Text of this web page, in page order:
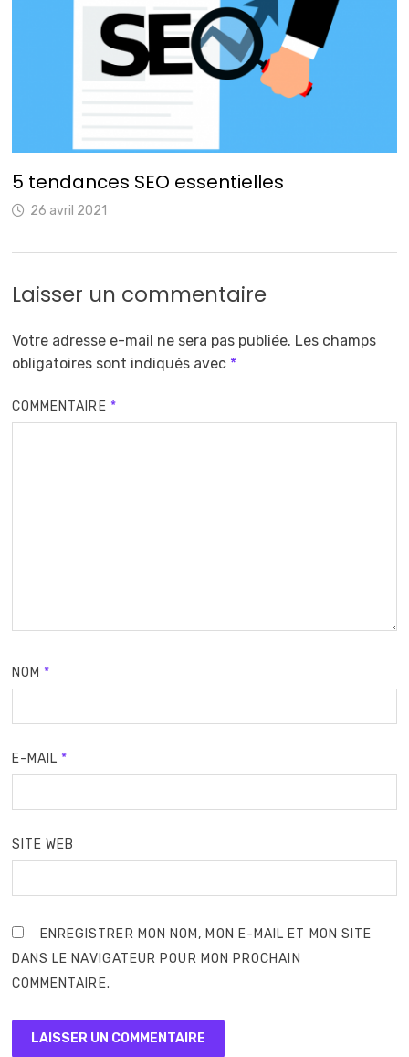
5 tendances SEO essentielles
26 avril 2021
Laisser un commentaire
Votre adresse e-mail ne sera pas publiée. Les champs
obligatoires sont indiqués avec *
COMMENTAIRE *
NOM *
E-MAIL *
SITE WEB
ENREGISTRER MON NOM, MON E-MAIL ET MON SITE
DANS LE NAVIGATEUR POUR MON PROCHAIN
COMMENTAIRE.